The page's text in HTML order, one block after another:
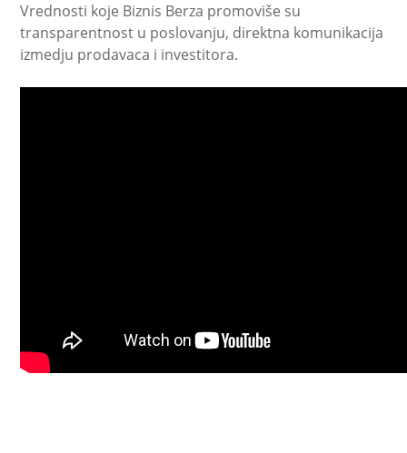
Vrednosti koje Biznis Berza promoviše su
transparentnost u poslovanju, direktna komunikacija
izmedju prodavaca i investitora.